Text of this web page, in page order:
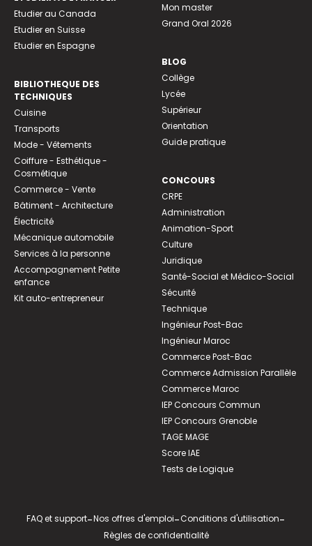
Etudier au Canada
Etudier en Suisse
Etudier en Espagne
BIBLIOTHEQUE DES
TECHNIQUES
Cuisine
Transports
Mode - Vêtements
Coiffure - Esthétique -
Cosmétique
Commerce - Vente
Bâtiment - Architecture
Électricité
Mécanique automobile
Services à la personne
Accompagnement Petite
enfance
Kit auto-entrepreneur
Mon master
Grand Oral 2026
BLOG
Collège
Lycée
Supérieur
Orientation
Guide pratique
CONCOURS
CRPE
Administration
Animation-Sport
Culture
Juridique
Santé-Social et Médico-Social
Sécurité
Technique
Ingénieur Post-Bac
Ingénieur Maroc
Commerce Post-Bac
Commerce Admission Parallèle
Commerce Maroc
IEP Concours Commun
IEP Concours Grenoble
TAGE MAGE
Score IAE
Tests de Logique
FAQ et support-Nos offres d'emploi-Conditions d'utilisation-
Règles de confidentialité